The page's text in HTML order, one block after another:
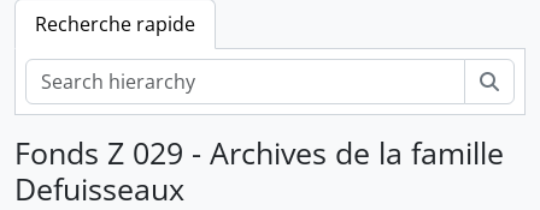
Recherche rapide
Fonds Z 029 - Archives de la famille
Defuisseaux